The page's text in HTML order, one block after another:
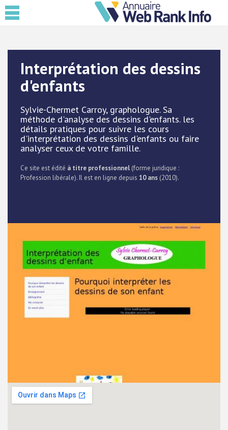
Interprétation des dessins
d'enfants
Sylvie-Chermet Carroy, graphologue. Sa
méthode d'analyse des dessins d'enfants. les
détails pratiques pour suivre les cours
d'interprétation des dessins d'enfants ou faire
analyser ceux de votre famille.
Ce site est édité à titre professionnel (forme juridique :
Profession libérale). Il est en ligne depuis 10 ans (2010).